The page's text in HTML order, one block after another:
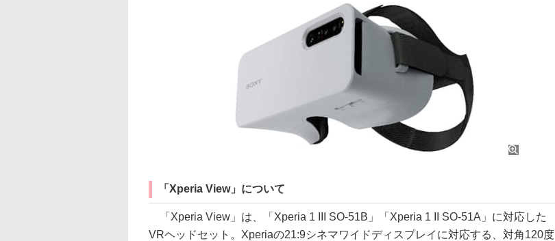
「Xperia View」について
「Xperia View」は、「Xperia 1 III SO-51B」「Xperia 1 II SO-51A」に対応した
VRヘッドセット。Xperiaの21:9シネマワイドディスプレイに対応する、対角120度